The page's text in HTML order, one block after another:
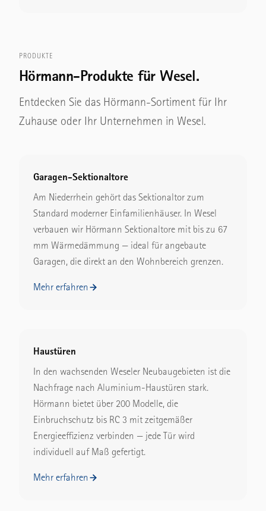
PRODUKTE
Hörmann-Produkte für Wesel.
Entdecken Sie das Hörmann-Sortiment für Ihr
Zuhause oder Ihr Unternehmen in Wesel.
Garagen-Sektionaltore
Am Niederrhein gehört das Sektionaltor zum
Standard moderner Einfamilienhäuser. In Wesel
verbauen wir Hörmann Sektionaltore mit bis zu 67
mm Wärmedämmung — ideal für angebaute
Garagen, die direkt an den Wohnbereich grenzen.
Mehr erfahren
Haustüren
In den wachsenden Weseler Neubaugebieten ist die
Nachfrage nach Aluminium-Haustüren stark.
Hörmann bietet über 200 Modelle, die
Einbruchschutz bis RC 3 mit zeitgemäßer
Energieeffizienz verbinden — jede Tür wird
individuell auf Maß gefertigt.
Mehr erfahren